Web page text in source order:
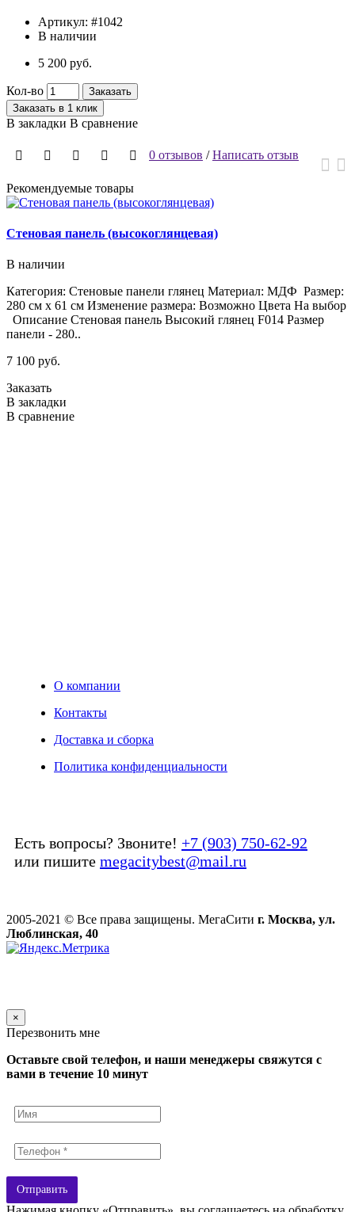
Артикул: #1042
В наличии
5 200 руб.
Кол-во
Заказать
Заказать в 1 клик
В закладки В сравнение
0 отзывов /Написать отзыв
Рекомендуемые товары
Стеновая панель (высокоглянцевая)
В наличии
Категория: Стеновые панели глянец Материал: МДФ Размер:
280 см х 61 см Изменение размера: Возможно Цвета На выбор
Описание Стеновая панель Высокий глянец F014 Размер
панели - 280..
7 100 руб.
Заказать
В закладки
В сравнение
О компании
Контакты
Доставка и сборка
Политика конфиденциальности
Есть вопросы? Звоните! +7 (903) 750-62-92
или пишите megacitybest@mail.ru
2005-2021 © Все права защищены. МегаСити г. Москва, ул.
Люблинская, 40
×
Перезвонить мне
Оставьте свой телефон, и наши менеджеры свяжутся с
вами в течение 10 минут
Отправить